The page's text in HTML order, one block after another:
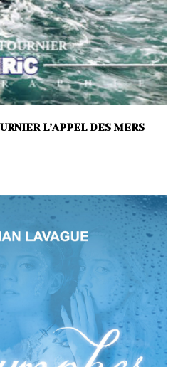
L’APPEL DES MERS